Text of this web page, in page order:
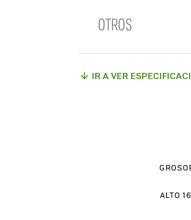
OTROS
IR A VER
ALTO